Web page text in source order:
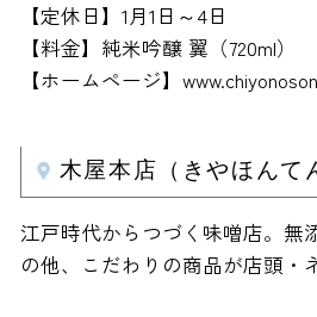
【定休日】1月1日～4日
【料金】純米吟醸 翼（720ml）
【ホームページ】
木屋本店（きやほんて
江戸時代からつづく味噌店。無
の他、こだわりの商品が店頭・